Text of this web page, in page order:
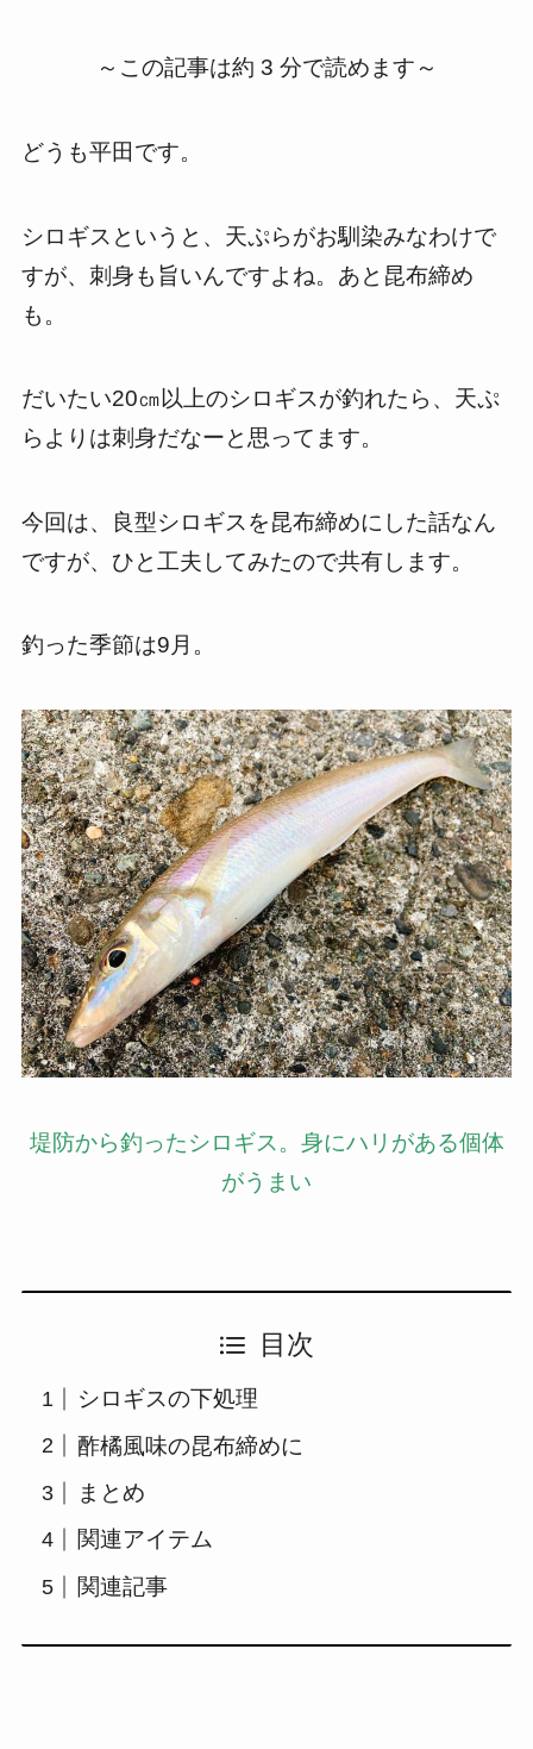
～この記事は約 3 分で読めます～
どうも平田です。
シロギスというと、天ぷらがお馴染みなわけで
すが、刺身も旨いんですよね。あと昆布締め
も。
だいたい20㎝以上のシロギスが釣れたら、天ぷ
らよりは刺身だなーと思ってます。
今回は、良型シロギスを昆布締めにした話なん
ですが、ひと工夫してみたので共有します。
釣った季節は9月。
堤防から釣ったシロギス。身にハリがある個体
がうまい
目次
シロギスの下処理
酢橘風味の昆布締めに
まとめ
関連アイテム
関連記事